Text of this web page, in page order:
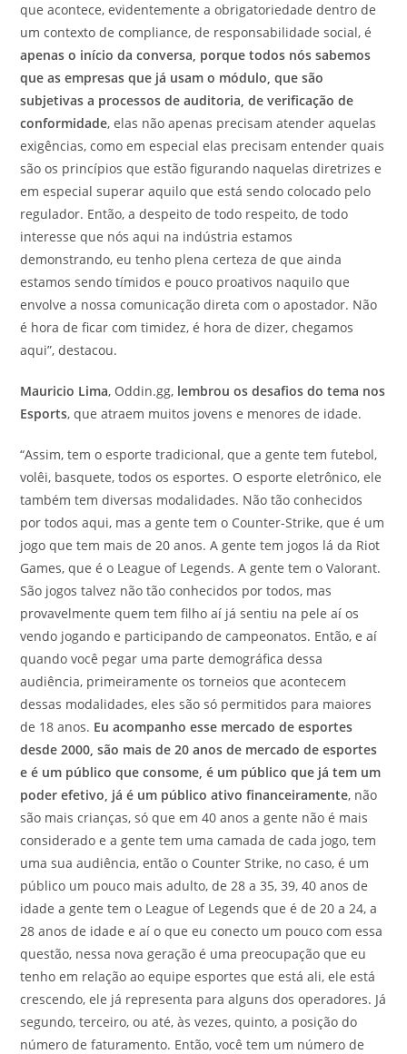
que acontece, evidentemente a obrigatoriedade dentro de
um contexto de compliance, de responsabilidade social, é
apenas o início da conversa, porque todos nós sabemos
que as empresas que já usam o módulo, que são
subjetivas a processos de auditoria, de verificação de
conformidade, elas não apenas precisam atender aquelas
exigências, como em especial elas precisam entender quais
são os princípios que estão figurando naquelas diretrizes e
em especial superar aquilo que está sendo colocado pelo
regulador. Então, a despeito de todo respeito, de todo
interesse que nós aqui na indústria estamos
demonstrando, eu tenho plena certeza de que ainda
estamos sendo tímidos e pouco proativos naquilo que
envolve a nossa comunicação direta com o apostador. Não
é hora de ficar com timidez, é hora de dizer, chegamos
aqui”, destacou.
Mauricio Lima, Oddin.gg, lembrou os desafios do tema nos
Esports, que atraem muitos jovens e menores de idade.
“Assim, tem o esporte tradicional, que a gente tem futebol,
volêi, basquete, todos os esportes. O esporte eletrônico, ele
também tem diversas modalidades. Não tão conhecidos
por todos aqui, mas a gente tem o Counter-Strike, que é um
jogo que tem mais de 20 anos. A gente tem jogos lá da Riot
Games, que é o League of Legends. A gente tem o Valorant.
São jogos talvez não tão conhecidos por todos, mas
provavelmente quem tem filho aí já sentiu na pele aí os
vendo jogando e participando de campeonatos. Então, e aí
quando você pegar uma parte demográfica dessa
audiência, primeiramente os torneios que acontecem
dessas modalidades, eles são só permitidos para maiores
de 18 anos. Eu acompanho esse mercado de esportes
desde 2000, são mais de 20 anos de mercado de esportes
e é um público que consome, é um público que já tem um
poder efetivo, já é um público ativo financeiramente, não
são mais crianças, só que em 40 anos a gente não é mais
considerado e a gente tem uma camada de cada jogo, tem
uma sua audiência, então o Counter Strike, no caso, é um
público um pouco mais adulto, de 28 a 35, 39, 40 anos de
idade a gente tem o League of Legends que é de 20 a 24, a
28 anos de idade e aí o que eu conecto um pouco com essa
questão, nessa nova geração é uma preocupação que eu
tenho em relação ao equipe esportes que está ali, ele está
crescendo, ele já representa para alguns dos operadores. Já
segundo, terceiro, ou até, às vezes, quinto, a posição do
número de faturamento. Então, você tem um número de